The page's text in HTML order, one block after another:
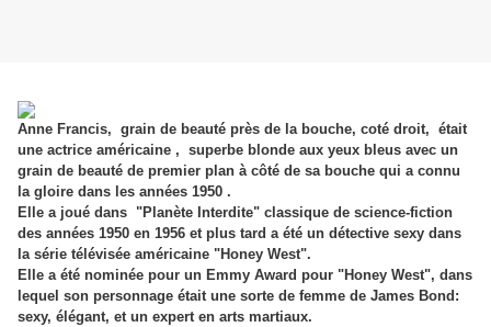
Anne Francis, grain de beauté près de la bouche, coté droit, était
une actrice américaine , superbe blonde aux yeux bleus avec un
grain de beauté de premier plan à côté de sa bouche qui a connu
la gloire dans les années 1950 .
Elle a joué dans "Planète Interdite" classique de science-fiction
des années 1950 en 1956 et plus tard a été un détective sexy dans
la série télévisée américaine "Honey West".
Elle a été nominée pour un Emmy Award pour "Honey West", dans
lequel son personnage était une sorte de femme de James Bond:
sexy, élégant, et un expert en arts martiaux.